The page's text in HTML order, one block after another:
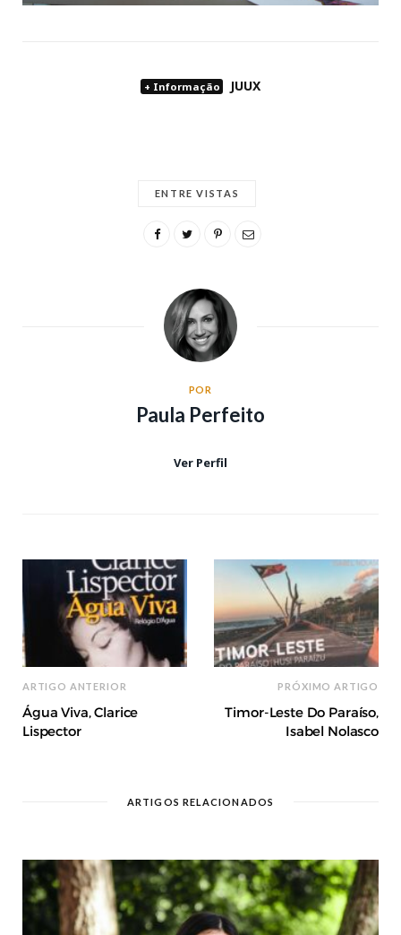
+ Informação JUUX
ENTRE VISTAS
POR
Paula Perfeito
Ver Perfil
ARTIGO ANTERIOR
Água Viva, Clarice
Lispector
PRÓXIMO ARTIGO
Timor-Leste Do Paraíso,
Isabel Nolasco
ARTIGOS RELACIONADOS